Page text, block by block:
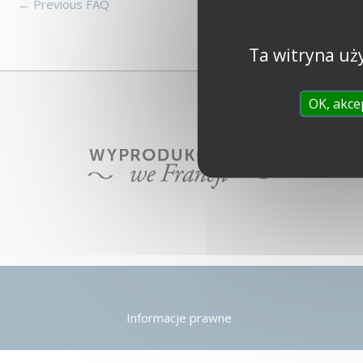
← Previous FAQ
Informacje prawne
Ta witryna
OK,